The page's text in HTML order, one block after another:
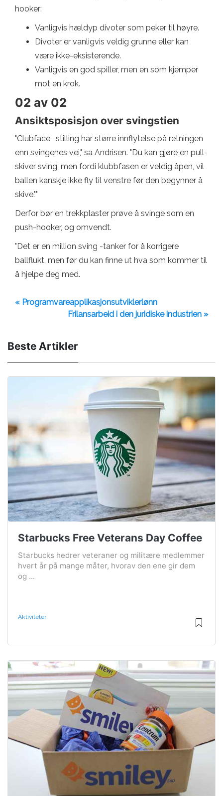
hooker:
Vanligvis hældyp divoter som peker til høyre.
Divoter er vanligvis veldig grunne eller kan
være ikke-eksisterende.
Vanligvis en god spiller, men en som kjemper
mot en krok.
02 av 02
Ansiktsposisjon over svingstien
"Clubface -stilling har større innflytelse på retningen
enn svingenes vei," sa Andrisen. "Du kan gjøre en pull-
skiver sving, men fordi klubbfasen er veldig åpen, vil
ballen kanskje ikke fly til venstre før den begynner å
skive.""
Derfor bør en trekkplaster prøve å svinge som en
push-hooker, og omvendt.
"Det er en million sving -tanker for å korrigere
ballflukt, men før du kan finne ut hva som kommer til
å hjelpe deg med.
« Programvareapplikasjonsutviklerlønn
Frilansarbeid i den juridiske industrien »
Beste Artikler
Starbucks Free Veterans Day Coffee
Starbucks hedrer veteraner og militære medlemmer
hvert år på mange måter, hvorav den ene gir dem
og ...
Aktiviteter